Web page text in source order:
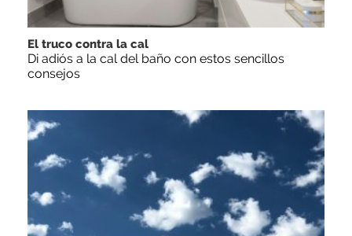
El truco contra la cal
Di adiós a la cal del baño con estos sencillos
consejos